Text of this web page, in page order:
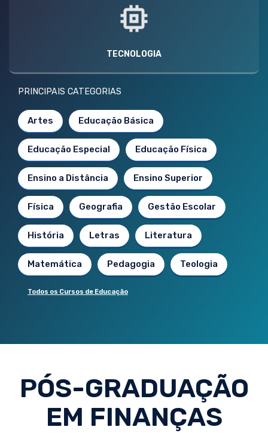
TECNOLOGIA
PRINCIPAIS CATEGORIAS
Artes Educação Básica
Educação Especial Educação Física
Ensino a Distância Ensino Superior
Física Geografia Gestão Escolar
História Letras Literatura
Matemática Pedagogia Teologia
Todos os Cursos de Educação
PÓS-GRADUAÇÃO
EM FINANÇAS